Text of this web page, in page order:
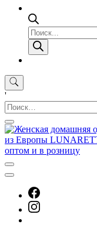
Поиск
товаров
'
Найти: